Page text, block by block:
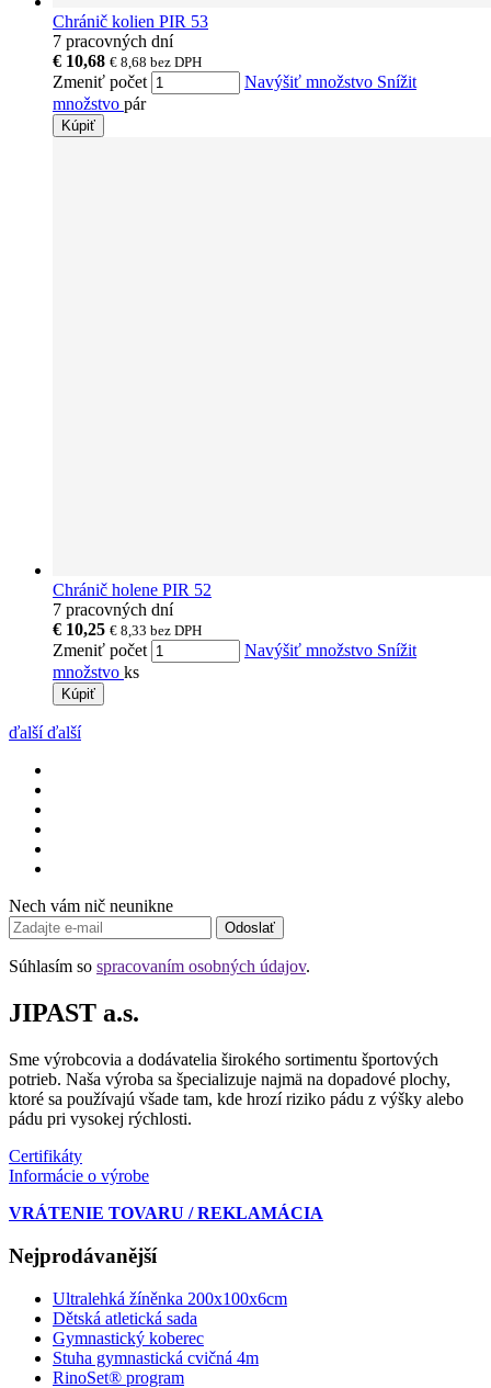
Chránič kolien PIR 53
7 pracovných dní
€ 10,68 € 8,68 bez DPH
Zmeniť počet Navýšiť množstvo Snížit
množstvo pár
Kúpiť
Chránič holene PIR 52
7 pracovných dní
€ 10,25 € 8,33 bez DPH
Zmeniť počet Navýšiť množstvo Snížit
množstvo ks
Kúpiť
ďalší ďalší
Nech vám nič neunikne
Odoslať
Súhlasím so spracovaním osobných údajov.
JIPAST a.s.
Sme výrobcovia a dodávatelia širokého sortimentu športových
potrieb. Naša výroba sa špecializuje najmä na dopadové plochy,
ktoré sa používajú všade tam, kde hrozí riziko pádu z výšky alebo
pádu pri vysokej rýchlosti.
Certifikáty
Informácie o výrobe
VRÁTENIE TOVARU / REKLAMÁCIA
Nejprodávanější
Ultralehká žíněnka 200x100x6cm
Dětská atletická sada
Gymnastický koberec
Stuha gymnastická cvičná 4m
RinoSet® program